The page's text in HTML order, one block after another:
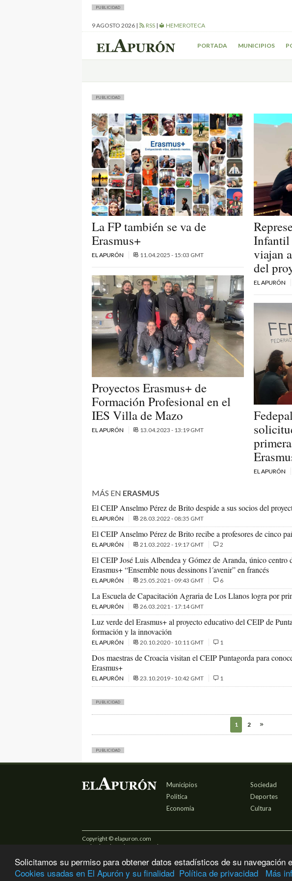
Solicitamos su permiso para obtener datos estadísticos de su
Cookies usadas en El Apurón y su finalidad Política de privacidad Más
PUBLICIDAD
9 AGOSTO 2026 | RSS | HEMEROTECA
PORTADA MUNICIPIOS
PUBLICIDAD
La FP también se va de
Erasmus+
EL APURÓN 11.04.2025 - 15:03 GMT
Proyectos Erasmus+ de
Formación Profesional en el
IES Villa de Mazo
EL APURÓN 13.04.2023 - 13:19 GMT
Infantil
viajan
del
EL APURÓN
EL APURÓN
MÁS EN ERASMUS
El CEIP Anselmo Pérez de Brito despide a sus socios del
EL APURÓN 28.03.2022 - 08:35 GMT
El CEIP Anselmo Pérez de Brito recibe a profesores de cinco
EL APURÓN 21.03.2022 - 19:17 GMT 2
El CEIP José Luis Albendea y Gómez de Aranda, único centro
Erasmus+ “Ensemble nous dessinons l´avenir” en francés
EL APURÓN 25.05.2021 - 09:43 GMT 6
La Escuela de Capacitación Agraria de Los Llanos logra por
EL APURÓN 26.03.2021 - 17:14 GMT
Luz verde del Erasmus+ al proyecto educativo del CEIP de
formación y la innovación
EL APURÓN 20.10.2020 - 10:11 GMT 1
Dos maestras de Croacia visitan el CEIP Puntagorda para
Erasmus+
EL APURÓN 23.10.2019 - 10:42 GMT 1
PUBLICIDAD
1 2
PUBLICIDAD
Municipios
Política
Economía
Sociedad
Deportes
Cultura
Copyright © elapuron.com
Todos los derechos reservados